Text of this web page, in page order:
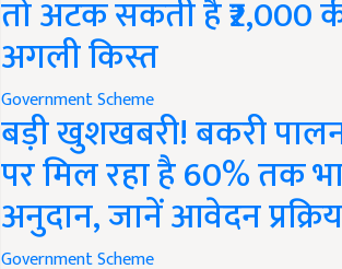
तो अटक सकती है ₹2,000
अगली किस्त
Government Scheme
बड़ी खुशखबरी! बकरी
पर मिल रहा है 60% तक
अनुदान, जानें आवेदन
Government Scheme